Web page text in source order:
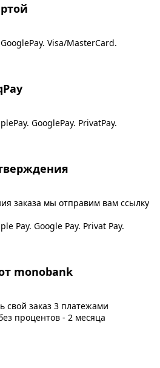
Visa/MasterCard.
GooglePay. PrivatPay.
заказа мы отправим вам ссылку
Pay. Google Pay. Privat Pay.
monobank
свой заказ 3 платежами
процентов - 2 месяца